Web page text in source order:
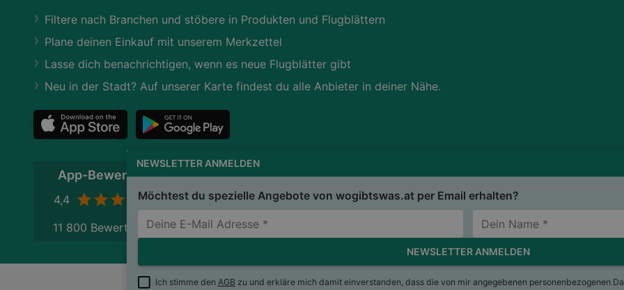
NEWSLETTER ANMELDEN
Möchtest du spezielle Angebote von wogibtswas.at per Email erhalten?
NEWSLETTER ANMELDEN
Ich stimme den AGB zu und erkläre mich damit einverstanden, dass die von mir angegebenen personenbezogenen
Filtere nach Branchen und stöbere in Produkten und Flugblättern
Plane deinen Einkauf mit unserem Merkzettel
Lasse dich benachrichtigen, wenn es neue Flugblätter gibt
Neu in der Stadt? Auf unserer Karte findest du alle Anbieter in deiner Nähe.
App-Bewertung
4,4
11 800 Bewertungen